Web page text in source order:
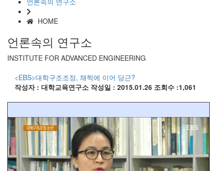
HOME
언론속의 연구소
INSTITUTE FOR ADVANCED ENGINEERING
<EBS>대학구조조정, 채찍에 이어 당근?
작성자 : 대학교육연구소 작성일 : 2015.01.26 조회수 :1,061